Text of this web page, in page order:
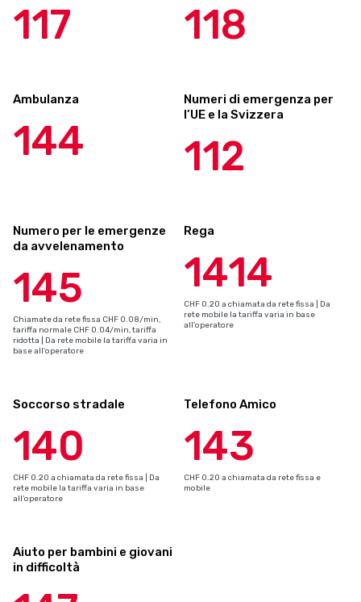
117 118
Ambulanza
144
Numeri di emergenza per
l’UE e la Svizzera
112
Numero per le emergenze
da avvelenamento
145
Chiamate da rete fissa CHF 0.08/min,
tariffa normale CHF 0.04/min, tariffa
ridotta | Da rete mobile la tariffa varia in
base all’operatore
Rega
1414
CHF 0.20 a chiamata da rete fissa | Da
rete mobile la tariffa varia in base
all’operatore
Soccorso stradale
140
CHF 0.20 a chiamata da rete fissa | Da
rete mobile la tariffa varia in base
all’operatore
Telefono Amico
143
CHF 0.20 a chiamata da rete fissa e
mobile
Aiuto per bambini e giovani
in difficoltà